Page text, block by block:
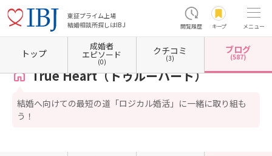
東証プライム上場
結婚相談所探しはIBJ
閲覧履歴 キープ メニュー
ホーム 大阪府の結婚相談所 大阪府大阪市 大阪府大阪市中央区 True Heart（トゥル
True Heart（トゥルーハート）
結婚へ向けての最短の道「ロジカル婚活」に一緒に取り組も
う！
トップ
成婚者
エピソード
(0)
クチコミ
(3)
ブログ
(587)